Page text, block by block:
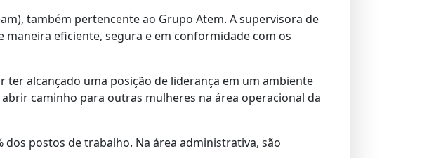
também pertencente ao Grupo Atem. A supervisora de
eficiente, segura e em conformidade com os
alcançado uma posição de liderança em um ambiente
caminho para outras mulheres na área operacional da
postos de trabalho. Na área administrativa, são